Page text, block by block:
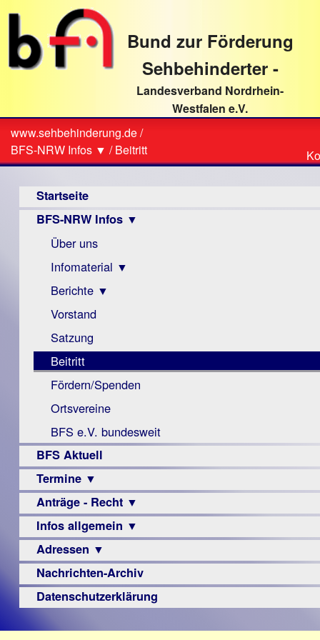
direkt
Textinhalt
Bund zur Förderung
Sehbehinderter -
Landesverband Nordrhein-
Westfalen e.V.
Sie
sind
hier
www.sehbehinderung.de/
BFS-NRW Infos ▼ /Beitritt
Startseite
BFS-NRW Infos ▼
Über uns
Infomaterial ▼
Visus
Zeitschrift
Monokular
Mac
Instagram-
Links
Berichte ▼
Archiv
Berichte
Vorstand
Satzung
Beitritt
Fördern/Spenden
Ortsvereine
BFS e.V. bundesweit
BFS Aktuell
Termine ▼
Veranstaltungsprogramme
Anträge - Recht ▼
Archiv
Urteile
Infos allgemein ▼
Sehbehinderung
Frühförderung
Schule
–
Adressen ▼
Augenoptiker
Berufsbildungswerke
Nachrichten-Archiv
Datenschutzerklärung